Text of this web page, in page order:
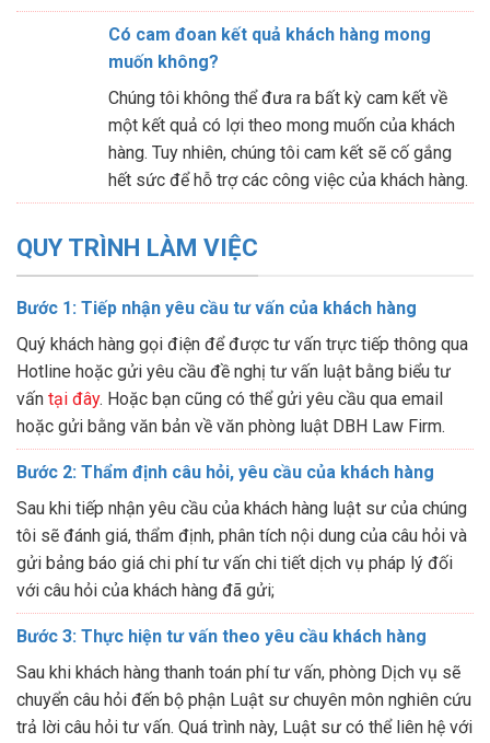
Có cam đoan kết quả khách hàng mong
muốn không?
Chúng tôi không thể đưa ra bất kỳ cam kết về
một kết quả có lợi theo mong muốn của khách
hàng. Tuy nhiên, chúng tôi cam kết sẽ cố gắng
hết sức để hỗ trợ các công việc của khách hàng.
QUY TRÌNH LÀM VIỆC
Bước 1: Tiếp nhận yêu cầu tư vấn của khách hàng
Quý khách hàng gọi điện để được tư vấn trực tiếp thông qua
Hotline hoặc gửi yêu cầu đề nghị tư vấn luật bằng biểu tư
vấn tại đây. Hoặc bạn cũng có thể gửi yêu cầu qua email
hoặc gửi bằng văn bản về văn phòng luật DBH Law Firm.
Bước 2: Thẩm định câu hỏi, yêu cầu của khách hàng
Sau khi tiếp nhận yêu cầu của khách hàng luật sư của chúng
tôi sẽ đánh giá, thẩm định, phân tích nội dung của câu hỏi và
gửi bảng báo giá chi phí tư vấn chi tiết dịch vụ pháp lý đối
với câu hỏi của khách hàng đã gửi;
Bước 3: Thực hiện tư vấn theo yêu cầu khách hàng
Sau khi khách hàng thanh toán phí tư vấn, phòng Dịch vụ sẽ
chuyển câu hỏi đến bộ phận Luật sư chuyên môn nghiên cứu
trả lời câu hỏi tư vấn. Quá trình này, Luật sư có thể liên hệ với